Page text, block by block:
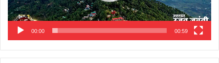
00:00 00:59